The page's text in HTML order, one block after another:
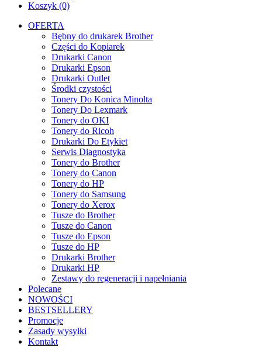
Koszyk (0)
OFERTA
Bębny do drukarek Brother
Części do Kopiarek
Drukarki Canon
Drukarki Epson
Drukarki Outlet
Środki czystości
Tonery Do Konica Minolta
Tonery Do Lexmark
Tonery do OKI
Tonery do Ricoh
Drukarki Do Etykiet
Serwis Diagnostyka
Tonery do Brother
Tonery do Canon
Tonery do HP
Tonery do Samsung
Tonery do Xerox
Tusze do Brother
Tusze do Canon
Tusze do Epson
Tusze do HP
Drukarki Brother
Drukarki HP
Zestawy do regeneracji i napełniania
Polecane
NOWOŚCI
BESTSELLERY
Promocje
Zasady wysyłki
Kontakt